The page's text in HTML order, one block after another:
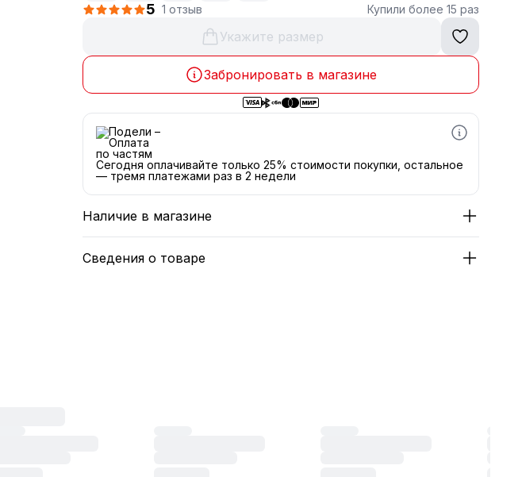
5 1 отзыв Купили более 15 раз
Укажите размер
Забронировать в магазине
Сегодня оплачивайте только 25% стоимости покупки, остальное
— тремя платежами раз в 2 недели
Наличие в магазине
Сведения о товаре